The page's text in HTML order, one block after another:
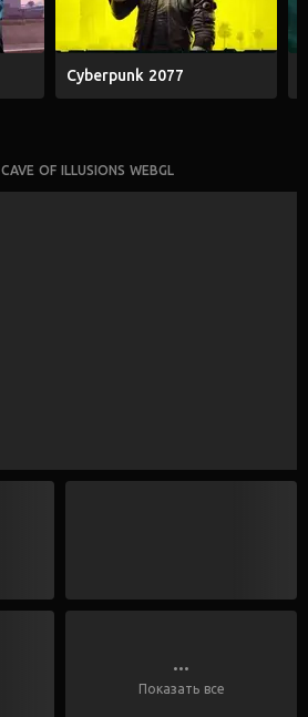
Cyberpunk 2077
CAVE OF ILLUSIONS WEBGL
...
Показать все